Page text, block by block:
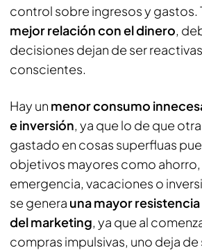
control sobre ingresos y gastos.
mejor relación con el dinero,
decisiones dejan de ser
conscientes.
Hay un menor consumo
e inversión, ya que lo de que
gastado en cosas superfluas
objetivos mayores como
emergencia, vacaciones o
se genera una mayor
del marketing, ya que al
compras impulsivas, uno deja de